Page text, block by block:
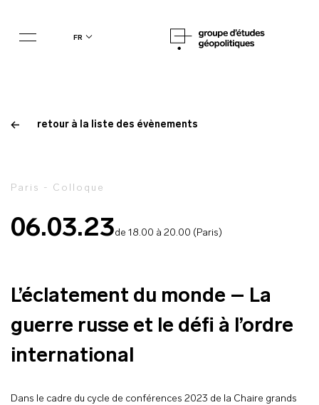
fr
retour à la liste des évènements
06.03.23de 18.00 à 20.00 (Paris)
Paris - Colloque
L’éclatement du monde – La
guerre russe et le défi à l’ordre
international
Dans le cadre du cycle de conférences 2023 de la Chaire grands